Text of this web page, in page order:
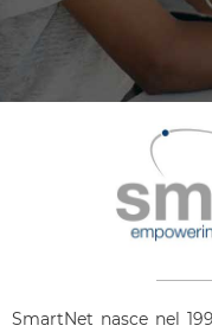
SmartNet nasce nel